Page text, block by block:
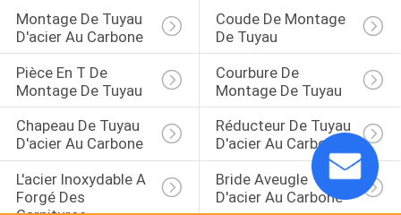
Montage De Tuyau
D'acier Au Carbone
Coude De Montage
De Tuyau
Pièce En T De
Montage De Tuyau
Courbure De
Montage De Tuyau
Chapeau De Tuyau
D'acier Au Carbone
Réducteur De Tuyau
D'acier Au Carbone
L'acier Inoxydable A
Forgé Des
Bride Aveugle
D'acier Au Carbone